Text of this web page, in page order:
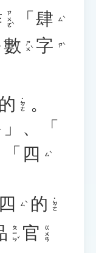
ㄗㄨㄛˋ 「 肆 ㄙˋ
數 ㄕㄨˋ 字 ㄗˋ
的 ˙ㄉㄜ 。
」、「
四 ㄙˋ
四 ㄙˋ 的 ˙ㄉㄜ
ㄆㄧㄣˇ 官 ㄍㄨㄢ